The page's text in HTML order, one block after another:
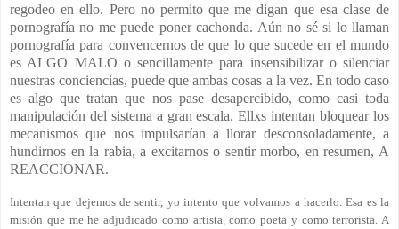
regodeo en ello. Pero no permito que me digan que esa clase de
pornografía no me puede poner cachonda. Aún no sé si lo llaman
pornografía para convencernos de que lo que sucede en el mundo
es ALGO MALO o sencillamente para insensibilizar o silenciar
nuestras conciencias, puede que ambas cosas a la vez. En todo caso
es algo que tratan que nos pase desapercibido, como casi toda
manipulación del sistema a gran escala. Ellxs intentan bloquear los
mecanismos que nos impulsarían a llorar desconsoladamente, a
hundirnos en la rabia, a excitarnos o sentir morbo, en resumen, A
REACCIONAR.
Intentan que dejemos de sentir, yo intento que volvamos a hacerlo. Esa es la
misión que me he adjudicado como artista, como poeta y como terrorista. A